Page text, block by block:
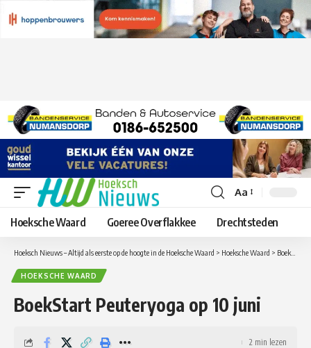
Lettergrootte
aanpassen
Aa
Hoeksche Waard Goeree Overflakkee Drechtsteden
Hoeksch Nieuws – Altijd als eerste op de hoogte in de Hoeksche Waard > Hoeksche Waard > BoekStart Peuteryoga op 10 juni
HOEKSCHE WAARD
BoekStart Peuteryoga op 10 juni
2 min lezen